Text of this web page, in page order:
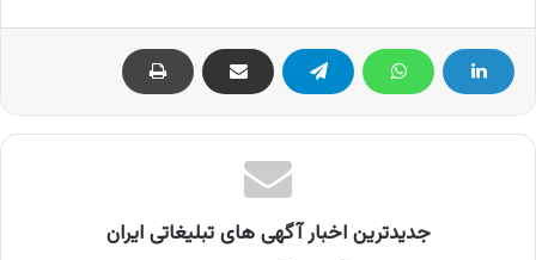
جدیدترین اخبار آگهی های تبلیغاتی ایران